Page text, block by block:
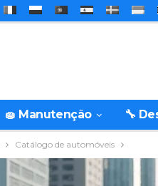
🧽 Manutenção 🔧
Catálogo de automóveis